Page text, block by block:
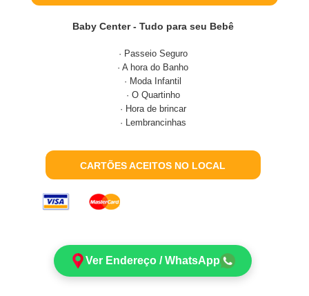
Baby Center - Tudo para seu Bebê
· Passeio Seguro
· A hora do Banho
· Moda Infantil
· O Quartinho
· Hora de brincar
· Lembrancinhas
CARTÕES ACEITOS NO LOCAL
Ver Endereço / WhatsApp